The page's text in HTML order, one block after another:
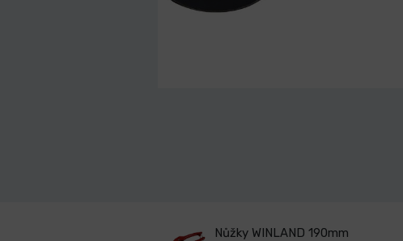
Nůžky WINLAND 190mm